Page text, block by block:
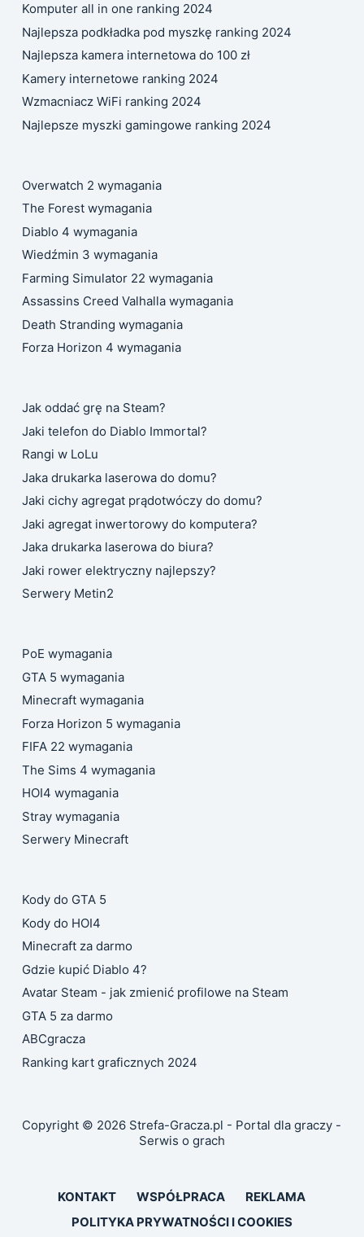
Komputer all in one ranking 2024
Najlepsza podkładka pod myszkę ranking 2024
Najlepsza kamera internetowa do 100 zł
Kamery internetowe ranking 2024
Wzmacniacz WiFi ranking 2024
Najlepsze myszki gamingowe ranking 2024
Overwatch 2 wymagania
The Forest wymagania
Diablo 4 wymagania
Wiedźmin 3 wymagania
Farming Simulator 22 wymagania
Assassins Creed Valhalla wymagania
Death Stranding wymagania
Forza Horizon 4 wymagania
Jak oddać grę na Steam?
Jaki telefon do Diablo Immortal?
Rangi w LoLu
Jaka drukarka laserowa do domu?
Jaki cichy agregat prądotwóczy do domu?
Jaki agregat inwertorowy do komputera?
Jaka drukarka laserowa do biura?
Jaki rower elektryczny najlepszy?
Serwery Metin2
PoE wymagania
GTA 5 wymagania
Minecraft wymagania
Forza Horizon 5 wymagania
FIFA 22 wymagania
The Sims 4 wymagania
HOI4 wymagania
Stray wymagania
Serwery Minecraft
Kody do GTA 5
Kody do HOI4
Minecraft za darmo
Gdzie kupić Diablo 4?
Avatar Steam - jak zmienić profilowe na Steam
GTA 5 za darmo
ABCgracza
Ranking kart graficznych 2024
Copyright © 2026 Strefa-Gracza.pl - Portal dla graczy -
Serwis o grach
KONTAKT WSPÓŁPRACA
REKLAMA
POLITYKA PRYWATNOŚCI I COOKIES